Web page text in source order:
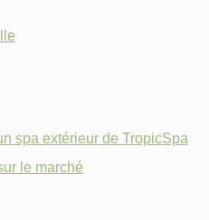
spa extérieur de TropicSpa
le marché